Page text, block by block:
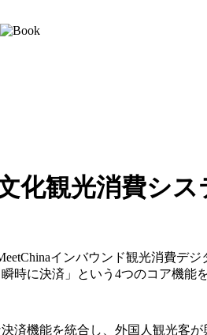
化観光消費シ
インバウンド観光消費デ
に決済」という4つのコア機能
機能を統合し、外国人観光客